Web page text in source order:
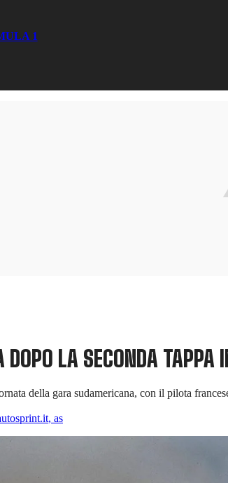
1
LA SECONDA TAPPA
della gara sudamericana, con il pilota
, as